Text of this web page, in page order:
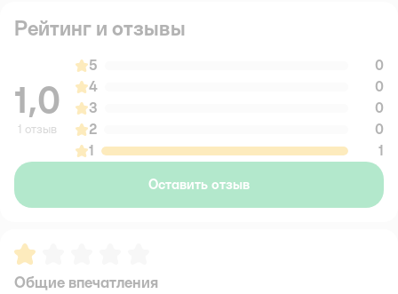
Рейтинг и отзывы
1,0
1 отзыв
5
0
4
0
3
0
2
0
1
1
Оставить отзыв
Рейтинг:
Общие впечатления